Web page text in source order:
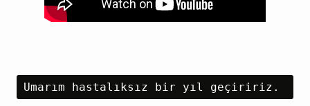
Umarım hastalıksız bir yıl geçiririz.